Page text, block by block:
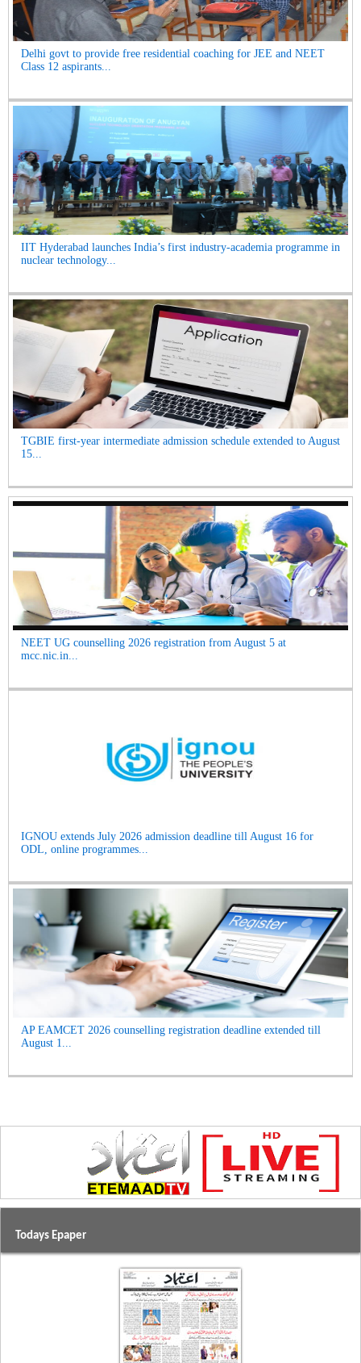
Delhi govt to provide free residential coaching for JEE and NEET
Class 12 aspirants...
IIT Hyderabad launches India’s first industry-academia programme in
nuclear technology...
TGBIE first-year intermediate admission schedule extended to August
15...
NEET UG counselling 2026 registration from August 5 at
mcc.nic.in...
IGNOU extends July 2026 admission deadline till August 16 for
ODL, online programmes...
AP EAMCET 2026 counselling registration deadline extended till
August 1...
Todays Epaper